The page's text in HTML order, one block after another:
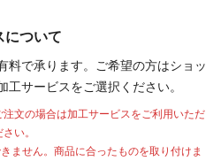
について
料で承ります。ご希望の方はショッ
サービスをご選択ください。
文の場合は加工サービスをご利用いただ
い。
ません。商品に合ったものを取り付けま